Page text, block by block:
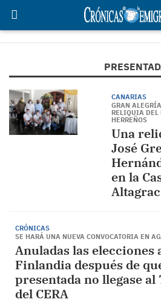
CANARIAS
GRAN
RELIQUIA DEL
HERREÑOS
Una
José
en la
CRÓNICAS
SE HARÁ UNA NUEVA CONVOCATORIA EN
Anuladas las elecciones
Finlandia después de
presentada no llegase al
del CERA